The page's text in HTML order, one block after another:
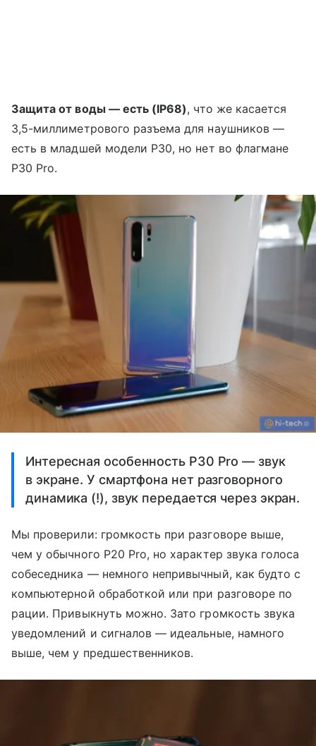
Защита от воды — есть (IP68), что же касается
3,5-миллиметрового разъема для наушников —
есть в младшей модели P30, но нет во флагмане
P30 Pro.
Интересная особенность P30 Pro — звук
в экране. У смартфона нет разговорного
динамика (!), звук передается через экран.
Мы проверили: громкость при разговоре выше,
чем у обычного P20 Pro, но характер звука голоса
собеседника — немного непривычный, как будто с
компьютерной обработкой или при разговоре по
рации. Привыкнуть можно. Зато громкость звука
уведомлений и сигналов — идеальные, намного
выше, чем у предшественников.